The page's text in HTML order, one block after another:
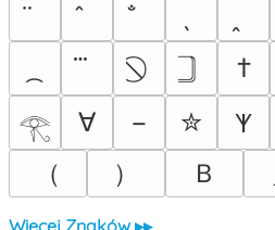
†
𓂀
∀ − ✮ 𐊵
（
） Ｂ
Więcej Znaków ▸▸